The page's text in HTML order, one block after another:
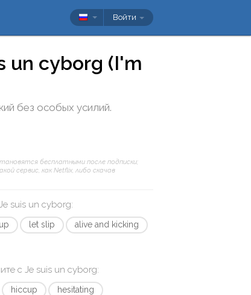
Войти
un cyborg (I'm
без особых усилий.
бесплатными после подписки;
сервис, как Netflix, либо скачав
suis un cyborg:
let slip
alive and kicking
сJe suis un cyborg:
hiccup
hesitating